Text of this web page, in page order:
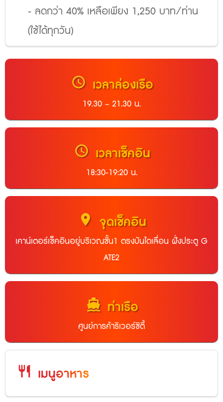
- ลดกว่า 40% เหลือเพียง 1,250 บาท/ท่าน
(ใช้ได้ทุกวัน)
schedule เวลาล่องเรือ
19.30 – 21.30 น.
schedule เวลาเช็คอิน
18:30-19:20 น.
location_on จุดเช็คอิน
เคาน์เตอร์เช็คอินอยู่บริเวณชั้น1 ตรงบันไดเลื่อน ฝั่งประตู G
ATE2
directions_boat ท่าเรือ
ศูนย์การค้าริเวอร์ซิตี้
restaurant เมนูอาหาร